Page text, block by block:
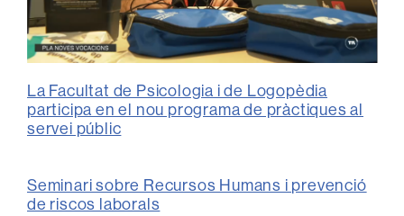
La Facultat de Psicologia i de Logopèdia
participa en el nou programa de pràctiques al
servei públic
Seminari sobre Recursos Humans i prevenció
de riscos laborals